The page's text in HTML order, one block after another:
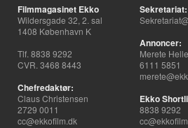
Filmmagasinet Ekko
Wildersgade 32, 2. sal
1408 København K
Tlf. 8838 9292
CVR. 3468 8443
Chefredaktør:
Claus Christensen
2729 0011
cc@ekkofilm.dk
Sekretariat:
Annoncer:
Merete
6111 5851
Ekko
8838 9292